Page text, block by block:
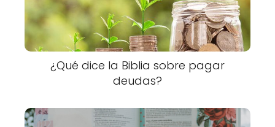
¿Qué dice la Biblia sobre pagar
deudas?